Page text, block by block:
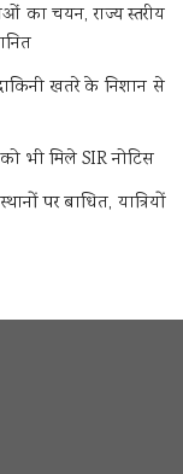
का चयन, राज्य स्तरीय
खतरे के निशान से
भी मिले SIR नोटिस
पर बाधित, यात्रियों